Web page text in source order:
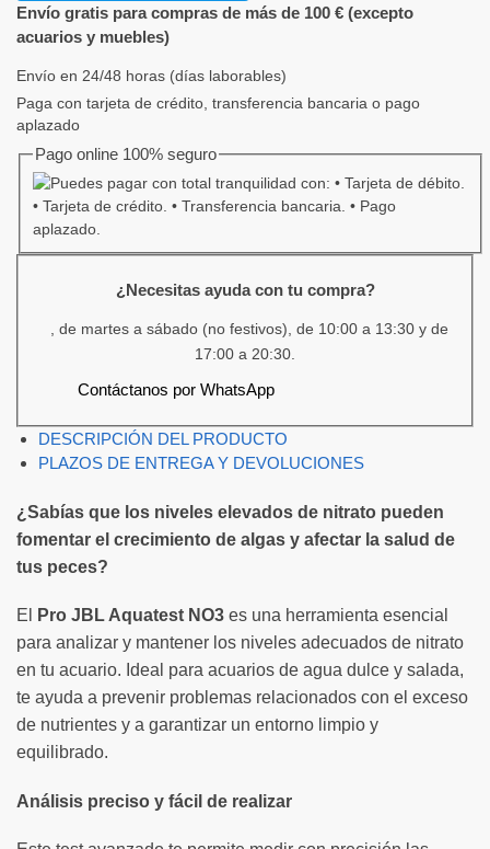
Envío gratis para compras de más de 100 € (excepto
acuarios y muebles)
Envío en 24/48 horas (días laborables)
Paga con tarjeta de crédito, transferencia bancaria o pago
aplazado
Pago online 100% seguro
¿Necesitas ayuda con tu compra?
, de martes a sábado (no festivos), de 10:00 a 13:30 y de
17:00 a 20:30.
Contáctanos por WhatsApp
DESCRIPCIÓN DEL PRODUCTO
PLAZOS DE ENTREGA Y DEVOLUCIONES
¿Sabías que los niveles elevados de nitrato pueden
fomentar el crecimiento de algas y afectar la salud de
tus peces?
El Pro JBL Aquatest NO3 es una herramienta esencial
para analizar y mantener los niveles adecuados de nitrato
en tu acuario. Ideal para acuarios de agua dulce y salada,
te ayuda a prevenir problemas relacionados con el exceso
de nutrientes y a garantizar un entorno limpio y
equilibrado.
Análisis preciso y fácil de realizar